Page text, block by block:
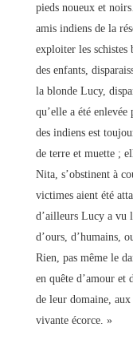
pieds noueux et
amis indiens de la
exploiter les schistes
des enfants,
la blonde Lucy,
qu’elle a été
des indiens est
de terre et muette ;
Nita, s’obstinent à
victimes aient été
d’ailleurs Lucy a vu
d’ours, d’humains,
Rien, pas même le
en quête d’amour et
de leur domaine,
vivante écorce. »